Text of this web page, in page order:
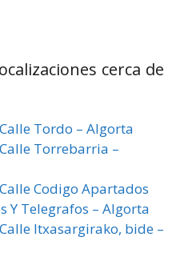
cerca de
Tordo – Algorta
Torrebarria –
Codigo Apartados
Y Telegrafos – Algorta
Itxasargirako, bide –